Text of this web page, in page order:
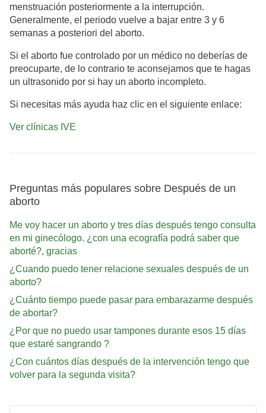
menstruación posteriormente a la interrupción.
Generalmente, el periodo vuelve a bajar entre 3 y 6
semanas a posteriori del aborto.
Si el aborto fue controlado por un médico no deberías de
preocuparte, de lo contrario te aconsejamos que te hagas
un ultrasonido por si hay un aborto incompleto.
Si necesitas más ayuda haz clic en el siguiente enlace:
Ver clínicas IVE
Preguntas más populares sobre Después de un
aborto
Me voy hacer un aborto y tres días después tengo consulta
en mi ginecólogo. ¿con una ecografía podrá saber que
aborté?, gracias
¿Cuando puedo tener relacione sexuales después de un
aborto?
¿Cuánto tiempo puede pasar para embarazarme después
de abortar?
¿Por que no puedo usar tampones durante esos 15 días
que estaré sangrando ?
¿Con cuántos días después de la intervención tengo que
volver para la segunda visita?